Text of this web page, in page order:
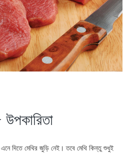
উপকারিতা
এনে দিতে মেথির জুড়ি নেই। তবে মেথি কিন্তু শুধুই